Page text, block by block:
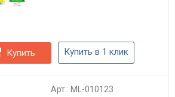
Купить Купить в 1 клик
Арт.: ML-010123